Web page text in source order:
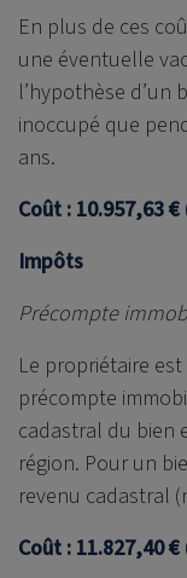
En plus de ces
une éventuelle
l’hypothèse d’un
inoccupé que
ans.
Coût : 10.957,63
Impôts
Précompte
Le propriétaire
précompte
cadastral du bien
région. Pour un
revenu cadastral
Coût : 11.827,40